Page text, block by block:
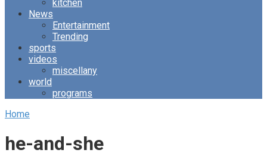
kitchen
News
Entertainment
Trending
sports
videos
miscellany
world
programs
Home
he-and-she